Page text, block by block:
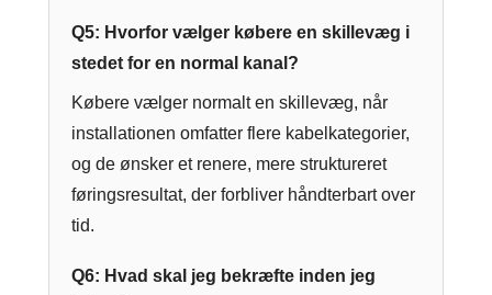
Q5: Hvorfor vælger købere en skillevæg i
stedet for en normal kanal?
Købere vælger normalt en skillevæg, når
installationen omfatter flere kabelkategorier,
og de ønsker et renere, mere struktureret
føringsresultat, der forbliver håndterbart over
tid.
Q6: Hvad skal jeg bekræfte inden jeg